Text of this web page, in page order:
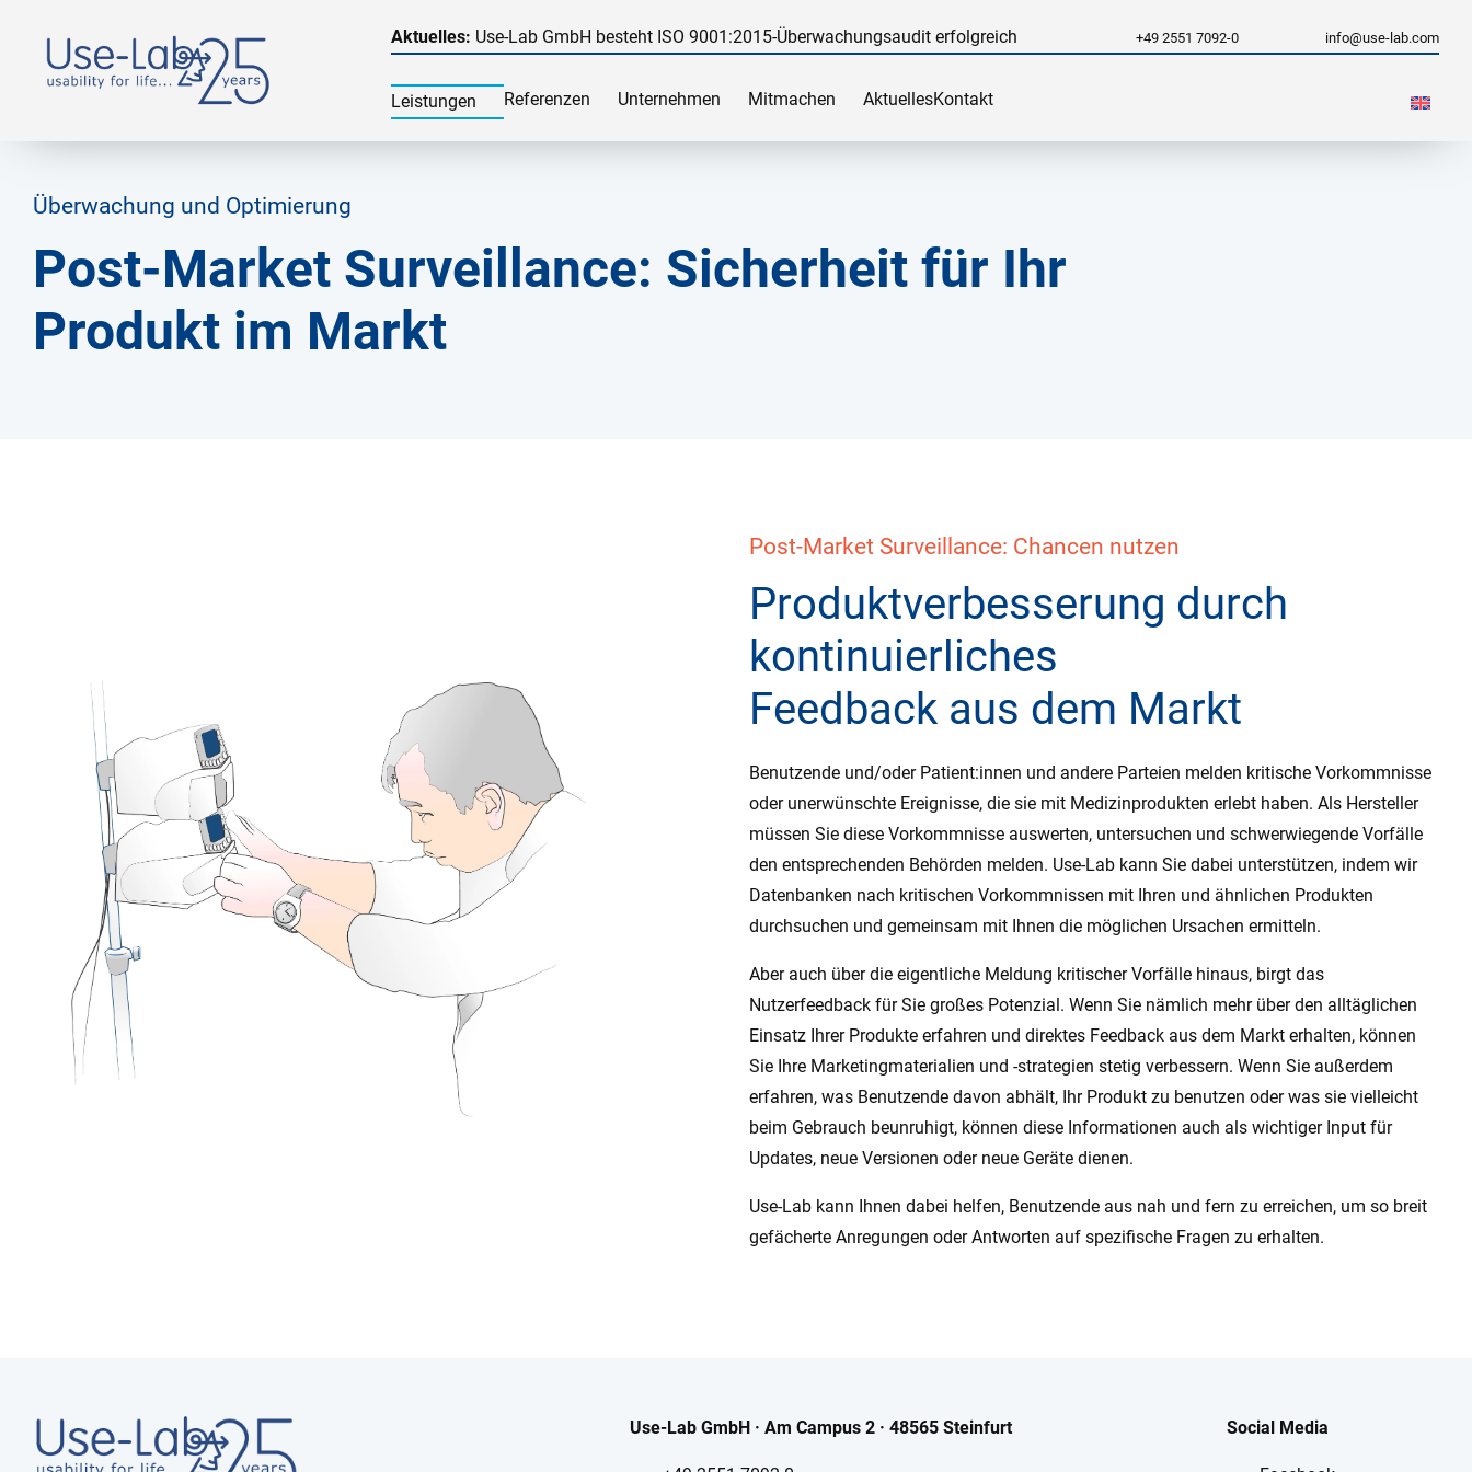
Aktuelles: Use-Lab GmbH besteht ISO 9001:2015-Überwachungsaudit erfolgreich +49 2551 7092-0 info@use-lab.com
Leistungen Referenzen Unternehmen Mitmachen AktuellesKontakt
Überwachung und Optimierung
Post-Market Surveillance: Sicherheit für Ihr
Produkt im Markt
Post-Market Surveillance: Chancen nutzen
Produktverbesserung durch
kontinuierliches
Feedback aus dem Markt
Benutzende und/oder Patient:innen und andere Parteien melden kritische Vorkommnisse
oder unerwünschte Ereignisse, die sie mit Medizinprodukten erlebt haben. Als Hersteller
müssen Sie diese Vorkommnisse auswerten, untersuchen und schwerwiegende Vorfälle
den entsprechenden Behörden melden. Use-Lab kann Sie dabei unterstützen, indem wir
Datenbanken nach kritischen Vorkommnissen mit Ihren und ähnlichen Produkten
durchsuchen und gemeinsam mit Ihnen die möglichen Ursachen ermitteln.
Aber auch über die eigentliche Meldung kritischer Vorfälle hinaus, birgt das
Nutzerfeedback für Sie großes Potenzial. Wenn Sie nämlich mehr über den alltäglichen
Einsatz Ihrer Produkte erfahren und direktes Feedback aus dem Markt erhalten, können
Sie Ihre Marketingmaterialien und -strategien stetig verbessern. Wenn Sie außerdem
erfahren, was Benutzende davon abhält, Ihr Produkt zu benutzen oder was sie vielleicht
beim Gebrauch beunruhigt, können diese Informationen auch als wichtiger Input für
Updates, neue Versionen oder neue Geräte dienen.
Use-Lab kann Ihnen dabei helfen, Benutzende aus nah und fern zu erreichen, um so breit
gefächerte Anregungen oder Antworten auf spezifische Fragen zu erhalten.
Use-Lab GmbH · Am Campus 2 · 48565 Steinfurt Social Media